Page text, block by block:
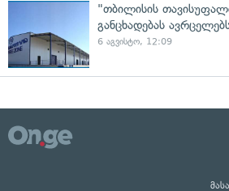
"თბილისის
განცხადებას
6 აგვისტო, 12:09